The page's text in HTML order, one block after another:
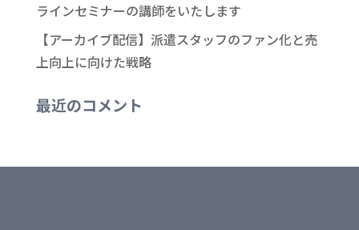
ラインセミナーの講師をいたします
【アーカイブ配信】派遣スタッフのファン化と売
上向上に向けた戦略
最近のコメント